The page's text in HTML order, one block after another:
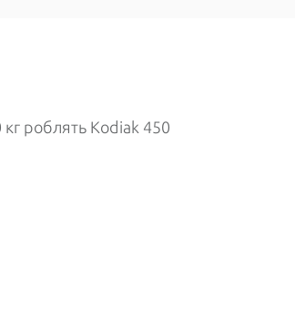
роблять Kodiak 450